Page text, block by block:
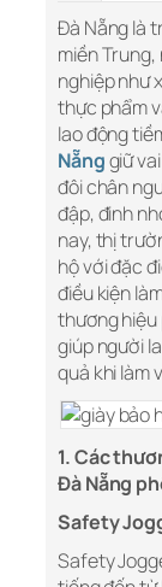
Đà Nẵng là
miền
nghiệp như
thực phẩm
lao động
Nẵnggiữ
đôi chân
đập, đinh
nay, thị
hộ với đặc
điều kiện
thương hiệu
giúp người
quả khi làm
1. Các
Đà Nẵng
Safety
Safety